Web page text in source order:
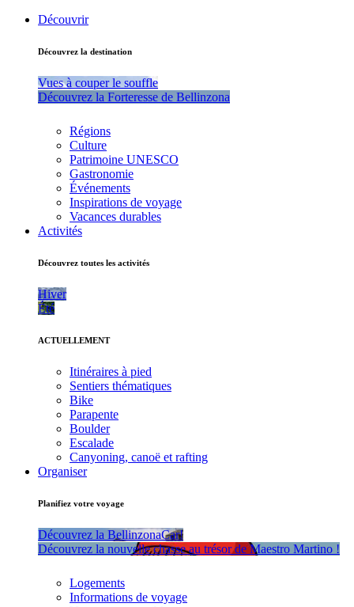
Découvrir
Découvrez la destination
Vues à couper le souffle
Découvrez la Forteresse de Bellinzona
Régions
Culture
Patrimoine UNESCO
Gastronomie
Événements
Inspirations de voyage
Vacances durables
Activités
Découvrez toutes les activités
Hiver
Été
ACTUELLEMENT
Itinéraires à pied
Sentiers thématiques
Bike
Parapente
Boulder
Escalade
Canyoning, canoë et rafting
Organiser
Planifiez votre voyage
Découvrez la BellinzonaCar!
Découvrez la nouvelle chasse au trésor de Maestro Martino !
Logements
Informations de voyage